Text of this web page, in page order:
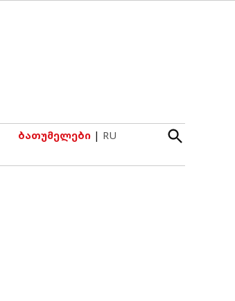
ბათუმელები | RU
Open
Search